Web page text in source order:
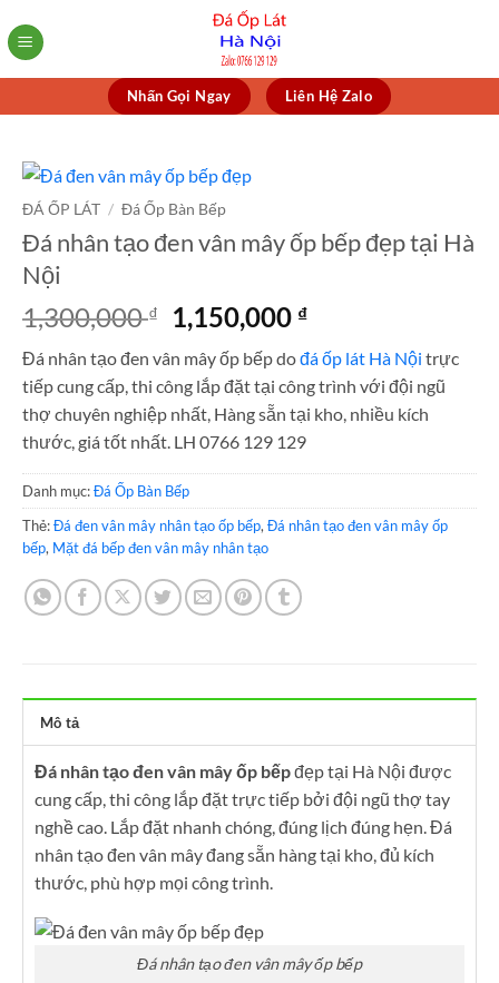
to
Nhấn Gọi Ngay Liên Hệ Zalo
ĐÁ ỐP LÁT / Đá Ốp Bàn Bếp
Đá nhân tạo đen vân mây ốp bếp đẹp tại Hà
Nội
1,300,000₫
Giá
gốc
là:
1,300,000 ₫.
1,150,000 ₫Giá
hiện
tại
là:
1,150,000 ₫.
Đá nhân tạo đen vân mây ốp bếp dođá ốp lát Hà Nội trực
tiếp cung cấp, thi công lắp đặt tại công trình với đội ngũ
thợ chuyên nghiệp nhất, Hàng sẵn tại kho, nhiều kích
thước, giá tốt nhất. LH 0766 129 129
Danh mục:Đá Ốp Bàn Bếp
Thẻ:Đá đen vân mây nhân tạo ốp bếp,Đá nhân tạo đen vân mây ốp
bếp, Mặt đá bếp đen vân mây nhân tạo
Mô tả
Đá nhân tạo đen vân mây ốp bếpđẹp tại Hà Nội được
cung cấp, thi công lắp đặt trực tiếp bởi đội ngũ thợ tay
nghề cao. Lắp đặt nhanh chóng, đúng lịch đúng hẹn. Đá
nhân tạo đen vân mây đang sẵn hàng tại kho, đủ kích
thước, phù hợp mọi công trình.
Đá nhân tạo đen vân mây ốp bếp